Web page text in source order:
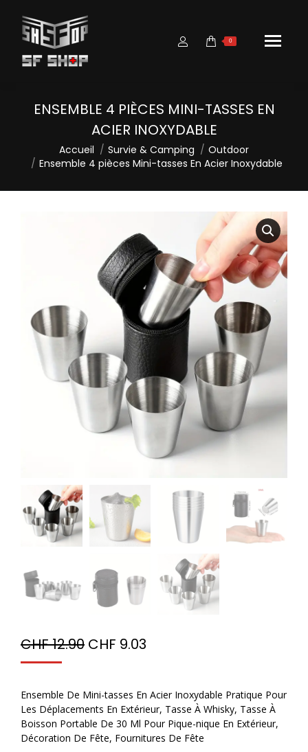
0
ENSEMBLE 4 PIÈCES MINI-TASSES EN
ACIER INOXYDABLE
Vous êtes ici :
Accueil Survie & Camping
Outdoor
Ensemble 4 pièces Mini-tasses En Acier Inoxydable
CHF12.90 CHF 9.03
Ensemble De Mini-tasses En Acier Inoxydable Pratique Pour
Les Déplacements En Extérieur, Tasse À Whisky, Tasse À
Boisson Portable De 30 Ml Pour Pique-nique En Extérieur,
Décoration De Fête, Fournitures De Fête